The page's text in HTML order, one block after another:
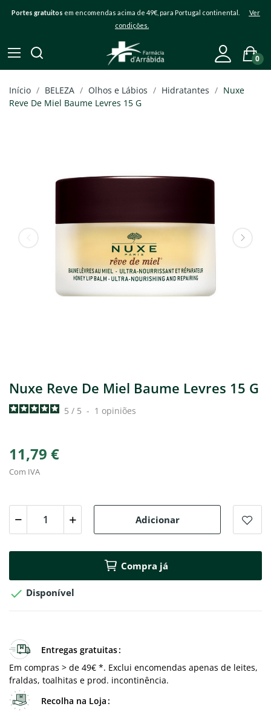
Portes gratuitos em encomendas acima de 49€, para Portugal continental. Ver
condições.
0
Início BELEZA Olhos e Lábios Hidratantes
Nuxe
Reve De Miel Baume Levres 15 G
Nuxe Reve De Miel Baume Levres 15 G
5 / 5 - 1 opiniões
11,79 €
Com IVA
Adicionar
Compra já
 Disponível
Entregas gratuitas
Em compras > de 49€ *. Exclui encomendas apenas de leites,
fraldas, toalhitas e prod. incontinência.
Recolha na Loja